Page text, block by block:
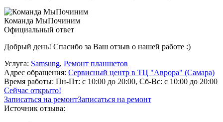
Команда МыПочиним
Официальный ответ
Добрый день! Спасибо за Ваш отзыв о нашей работе :)
Услуга: Samsung, Ремонт планшетов
Адрес обращения: Сервисный центр в ТЦ "Аврора" (Самара)
Время работы: Пн-Пт: с 10:00 до 20:00, Сб-Вс: с 10:00 до 20:00
Сейчас открыто!
Записаться на ремонтЗаписаться на ремонт
Источник отзыва: